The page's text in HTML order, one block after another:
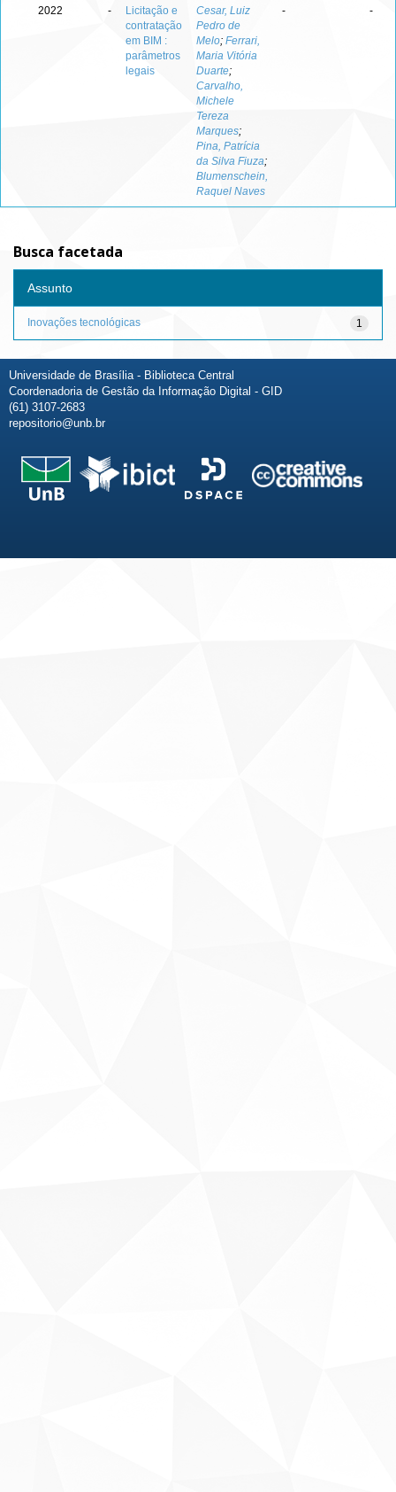
2022 -
Licitação e
contratação
em BIM :
parâmetros
legais
Cesar, Luiz
Pedro de
Melo; Ferrari,
Maria Vitória
Duarte;
Carvalho,
Michele
Tereza
Marques;
Pina, Patrícia
da Silva Fiuza;
Blumenschein,
Raquel Naves
- -
Busca facetada
Assunto
1
Inovações tecnológicas
Universidade de Brasília - Biblioteca Central
Coordenadoria de Gestão da Informação Digital - GID
(61) 3107-2683
repositorio@unb.br